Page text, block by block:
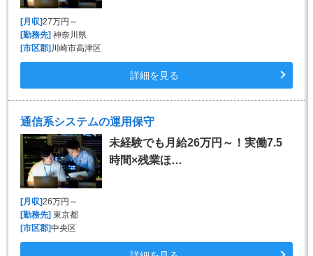
[月収]27万円～
[勤務先] 神奈川県
[市区郡] 川崎市高津区
詳細を見る
通信系システムの運用保守
未経験でも月給26万円～！実働7.5
時間×残業ほ…
[月収]26万円～
[勤務先] 東京都
[市区郡]中央区